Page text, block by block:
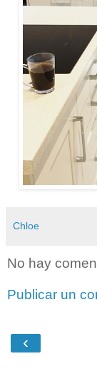
Chloe
No hay
Publicar un
‹